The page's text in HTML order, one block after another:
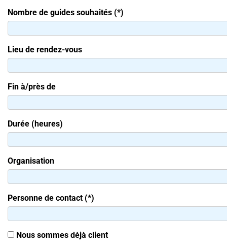
Nombre de guides souhaités (*)
Lieu de rendez-vous
Fin à/près de
Durée (heures)
Organisation
Personne de contact (*)
Nous sommes déjà client